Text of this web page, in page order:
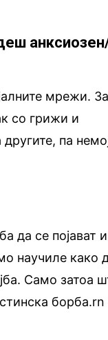
мрежи.
со грижи и
па
да се појават и
научиле како
Само затоа
борба.rn